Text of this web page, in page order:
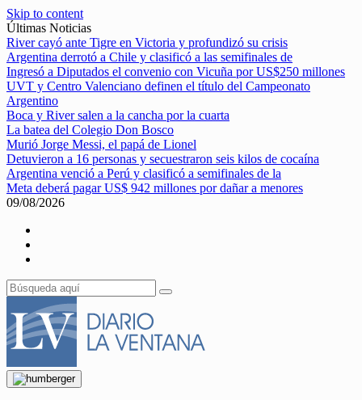
Skip to content
Últimas Noticias
River cayó ante Tigre en Victoria y profundizó su crisis
Argentina derrotó a Chile y clasificó a las semifinales de
Ingresó a Diputados el convenio con Vicuña por US$250 millones
UVT y Centro Valenciano definen el título del Campeonato
Argentino
Boca y River salen a la cancha por la cuarta
La batea del Colegio Don Bosco
Murió Jorge Messi, el papá de Lionel
Detuvieron a 16 personas y secuestraron seis kilos de cocaína
Argentina venció a Perú y clasificó a semifinales de la
Meta deberá pagar US$ 942 millones por dañar a menores
09/08/2026